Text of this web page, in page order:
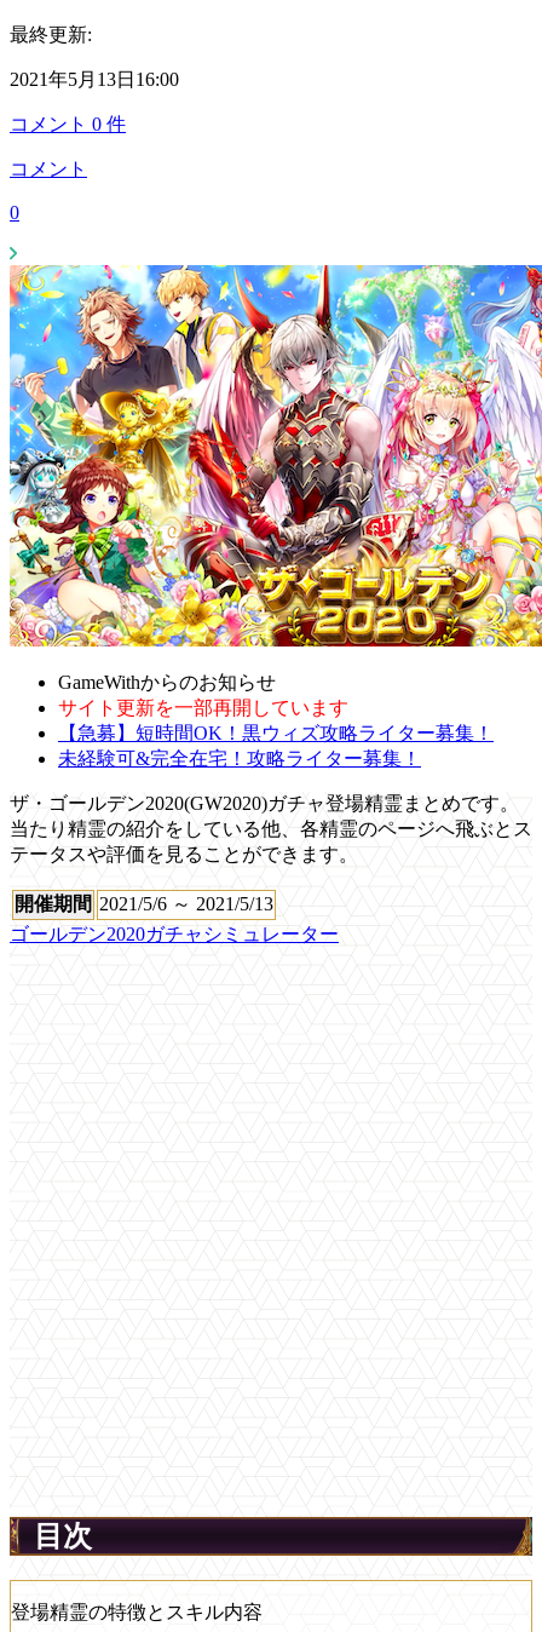
最終更新:
2021年5月13日16:00
コメント 0 件
コメント
0
GameWithからのお知らせ
サイト更新を一部再開しています
【急募】短時間OK！黒ウィズ攻略ライター募集！
未経験可&完全在宅！攻略ライター募集！
ザ・ゴールデン2020(GW2020)ガチャ登場精霊まとめです。
当たり精霊の紹介をしている他、各精霊のページへ飛ぶとス
テータスや評価を見ることができます。
開催期間 2021/5/6 ～ 2021/5/13
ゴールデン2020ガチャシミュレーター
目次
登場精霊の特徴とスキル内容